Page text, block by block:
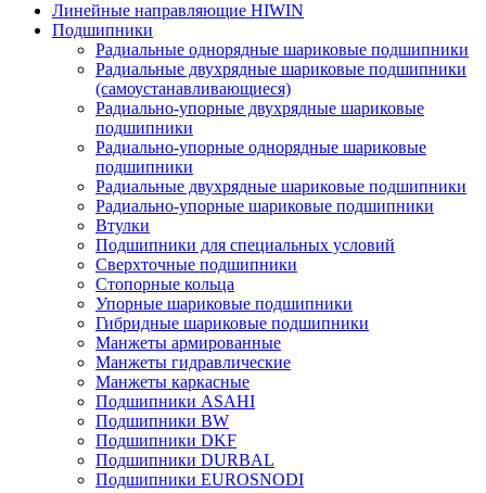
Линейные направляющие HIWIN
Подшипники
Радиальные однорядные шариковые подшипники
Радиальные двухрядные шариковые подшипники
(самоустанавливающиеся)
Радиально-упорные двухрядные шариковые
подшипники
Радиально-упорные однорядные шариковые
подшипники
Радиальные двухрядные шариковые подшипники
Радиально-упорные шариковые подшипники
Втулки
Подшипники для специальных условий
Сверхточные подшипники
Стопорные кольца
Упорные шариковые подшипники
Гибридные шариковые подшипники
Манжеты армированные
Манжеты гидравлические
Манжеты каркасные
Подшипники ASAHI
Подшипники BW
Подшипники DKF
Подшипники DURBAL
Подшипники EUROSNODI